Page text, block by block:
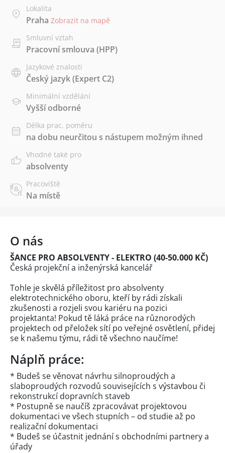
Lokalita
Praha Zobrazit na mapě
Smluvní vztah
Pracovní smlouva (HPP)
Jazykové znalosti
Český jazyk(Expert C2)
Minimální vzdělání
Vyšší odborné
Délka prac. poměru
na dobu neurčitou s nástupem možným ihned
Vhodné také pro
absolventy
Pracoviště
Na místě
O nás
ŠANCE PRO ABSOLVENTY - ELEKTRO (40-50.000 KČ)
Česká projekční a inženýrská kancelář
Tohle je skvělá příležitost pro absolventy
elektrotechnického oboru, kteří by rádi získali
zkušenosti a rozjeli svou kariéru na pozici
projektanta! Pokud tě láká práce na různorodých
projektech od přeložek sítí po veřejné osvětlení, přidej
se k našemu týmu, rádi tě všechno naučíme!
Náplň práce:
* Budeš se věnovat návrhu silnoproudých a
slaboproudých rozvodů souvisejících s výstavbou či
rekonstrukcí dopravních staveb
* Postupně se naučíš zpracovávat projektovou
dokumentaci ve všech stupních – od studie až po
realizační dokumentaci
* Budeš se účastnit jednání s obchodními partnery a
úřady